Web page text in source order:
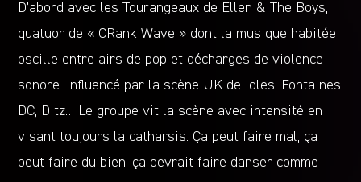
D’abord avec les Tourangeaux de Ellen & The Boys,
quatuor de « CRank Wave » dont la musique habitée
oscille entre airs de pop et décharges de violence
sonore. Influencé par la scène UK de Idles, Fontaines
DC, Ditz… Le groupe vit la scène avec intensité en
visant toujours la catharsis. Ça peut faire mal, ça
peut faire du bien, ça devrait faire danser comme